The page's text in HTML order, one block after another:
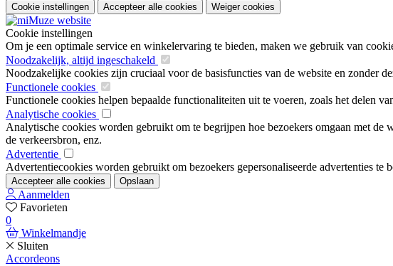
Cookie instellingen Accepteer alle cookies Weiger cookies
Cookie instellingen
Om je een optimale service en winkelervaring te bieden, maken we gebruik van
Noodzakelijk, altijd ingeschakeld
Noodzakelijke cookies zijn cruciaal voor de basisfuncties van de website en zonder
Functionele cookies
Functionele cookies helpen bepaalde functionaliteiten uit te voeren, zoals het delen
Analytische cookies
Analytische cookies worden gebruikt om te begrijpen hoe bezoekers omgaan met de
de verkeersbron, enz.
Advertentie
Advertentiecookies worden gebruikt om bezoekers gepersonaliseerde advertenties te
Accepteer alle cookies Opslaan
Aanmelden
Favorieten
0
Winkelmandje
Sluiten
Accordeons